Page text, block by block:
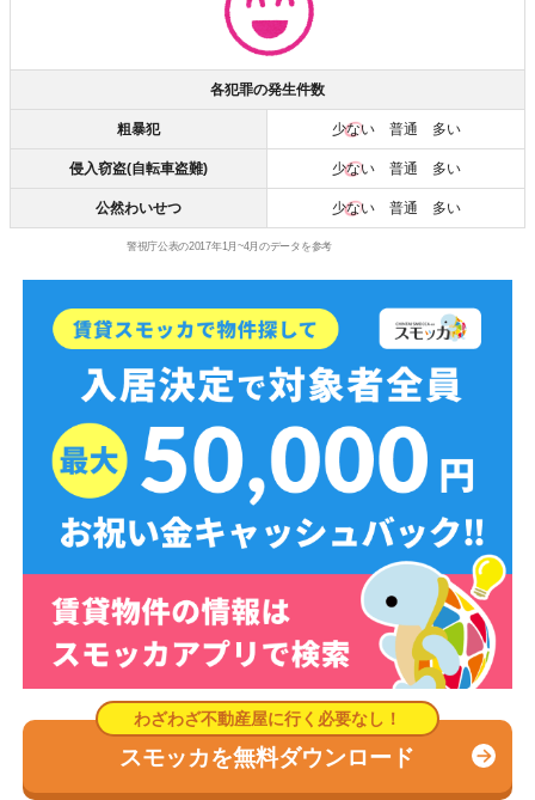
各犯罪の発生件数
粗暴犯 少ない普通 多い
侵入窃盗(自転車盗難) 少ない普通 多い
公然わいせつ 少ない普通 多い
警視庁公表の2017年1月~4月のデータを参考
スモッカを無料ダウンロード